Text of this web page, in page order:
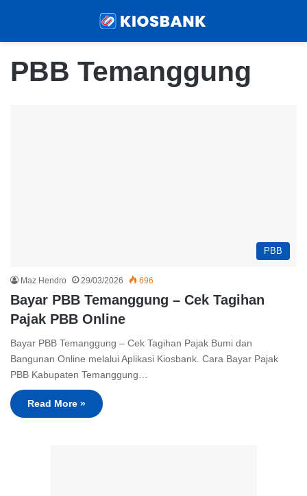
PBB Temanggung
PBB
Maz Hendro 29/03/2026 696
Bayar PBB Temanggung – Cek Tagihan
Pajak PBB Online
Bayar PBB Temanggung – Cek Tagihan Pajak Bumi dan
Bangunan Online melalui Aplikasi Kiosbank. Cara Bayar Pajak
PBB Kabupaten Temanggung…
Read More »